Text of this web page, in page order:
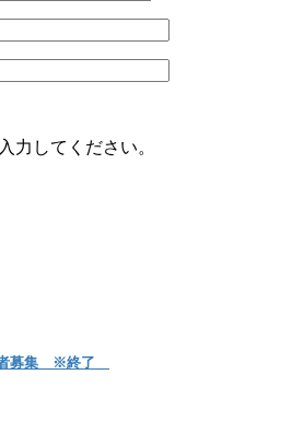
力してください。
者募集 ※終了